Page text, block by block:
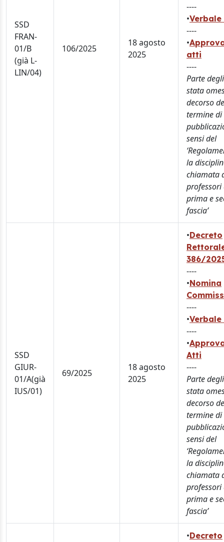
SSD
FRAN-
01/B
(già L-
LIN/04)
106/2025
18 agosto
2025
----
•Verbale
----
•
atti
----
Parte
stata
decorso
termine di
sensi del
la
chiamata
professori
prima e
fascia’
SSD
GIUR-
01/A(già
IUS/01)
69/2025
18 agosto
2025
•Decreto
386/
----
•Nomina
----
•Verbale
----
•
Atti
----
Parte
stata
decorso
termine di
sensi del
la
chiamata
professori
prima e
fascia’
•Decreto